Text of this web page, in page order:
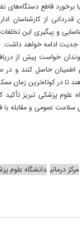
برخورد قاطع
از کارشناسان
و پیگیری این
جدیت ادامه خواهد داشت.
خواست پیش از
اطمینان حاصل کنند و
علوم پزشکی تبریز
عمومی و مقابله با
مرکز درمانی دانشگاه علوم